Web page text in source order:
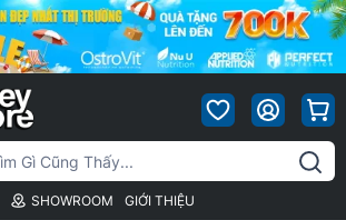
SHOWROOM GIỚI THIỆU